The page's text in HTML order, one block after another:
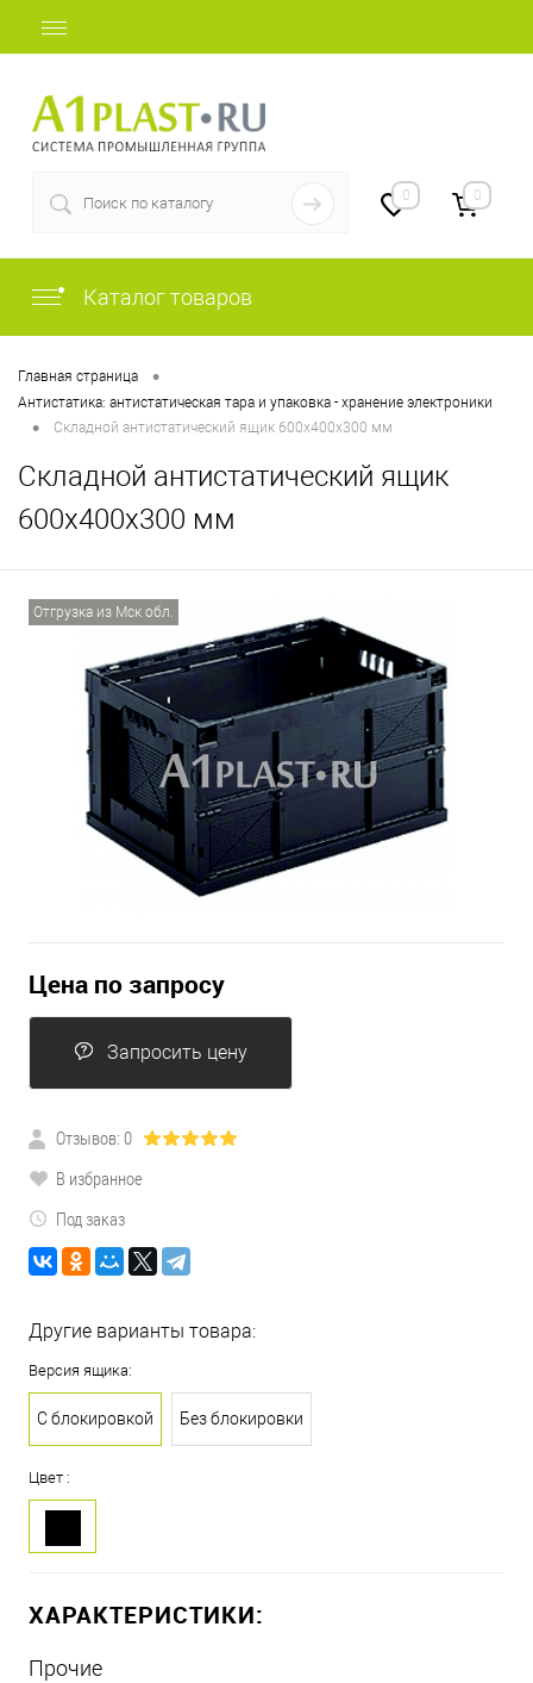
0 0
Каталог товаров
Главная страница •
Антистатика: антистатическая тара и упаковка - хранение электроники
• Складной антистатический ящик 600х400х300 мм
Складной антистатический ящик
600х400х300 мм
Отгрузка из Мск обл.
Цена по запросу
Запросить цену
Отзывов: 0
В избранное
Под заказ
Другие варианты товара:
Версия ящика:
С блокировкой Без блокировки
Цвет :
ХАРАКТЕРИСТИКИ:
Прочие